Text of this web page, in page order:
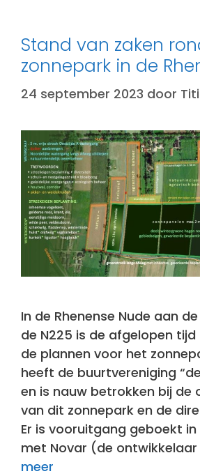
Stand van zaken
zonnepark in de
24 september 2023 door
In de Rhenense Nude aan
de N225 is de afgelopen
de plannen voor het
heeft de buurtvereniging
en is nauw betrokken bij de
van dit zonnepark en de
Er is vooruitgang geboekt
met Novar (de ontwikkelaar
meer